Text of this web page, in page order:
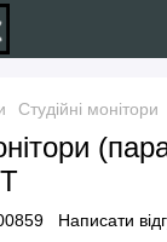
Студійні монітори
Написати